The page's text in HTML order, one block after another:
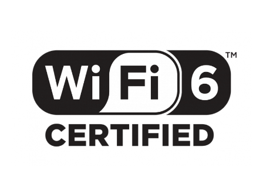
производительность
сравнима
с
RTX